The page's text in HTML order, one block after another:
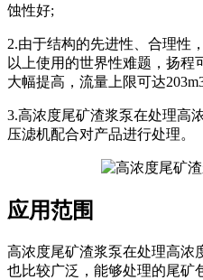
蚀性好;
2.由于结构的先进性、合理性
以上使用的世界性难题，扬程
大幅提高，流量上限可达
3.高浓度尾矿渣浆泵在处理高
压滤机配合对产品进行处理。
应用范围
高浓度尾矿渣浆泵在处理高浓
也比较广泛，能够处理的尾矿